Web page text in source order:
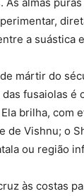
a suástica
mártir do
fusaiolas é
brilha, com
de Vishnu; o
ou região
às costas